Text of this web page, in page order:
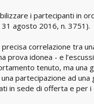
i partecipanti in
agosto 2016, n. 3751).
precisa correlazione tra
idonea - e
tenuto, ma
partecipazione ad
in sede di offerta e per i